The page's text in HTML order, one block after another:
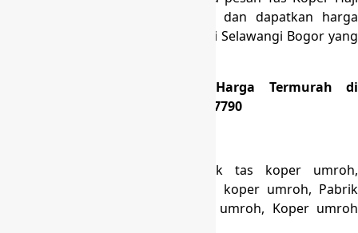
dan Umroh anda sekarang juga dan dapatkan harga
grosir Tas Koper Haji dan Umroh di Selawangi Bogor yang
Produksi Tas Koper Umroh Harga Termurah di
Selawangi Bogor Hubungi 0818997790
Harga tas koper umroh, Pabrik tas koper umroh,
Produsen koper umroh, Konveksi koper umroh, Pabrik
koper fiber, Ukuran koper untuk umroh, Koper umroh